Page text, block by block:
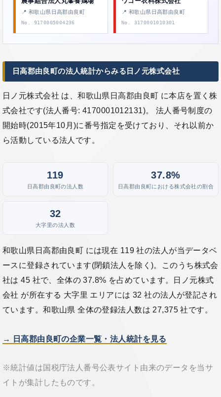
📍 和歌山県日高郡由良町
No. 9170005004236
📍 和歌山県日高郡由良町
No. 3170001010301
日高郡由良町の法人統計からみる日ノ元株式会社
日ノ元株式会社 は、和歌山県日高郡由良町 に本店を置く株
式会社です(法人番号: 4170001012131)。 法人番号制度の
開始時(2015年10月)に番号指定を受けており、それ以前か
ら活動している法人です。
119
日高郡由良町の法人数
37.8%
日高郡由良町における株式会社の割合
32
大字里の法人数
和歌山県日高郡由良町 には現在 119 社の法人が当データベ
ースに登録されています(閉鎖法人を除く)。このうち株式会
社は 45 社で、全体の 37.8% を占めています。日ノ元株式
会社 が所在する 大字里 エリアには 32 社の法人が登記され
ています。和歌山県 全体の登録法人数は 27,375 社です。
→ 日高郡由良町の企業一覧・法人統計を見る
※統計値は国税庁法人番号公表サイト由来のデータを当サ
イトが集計したものです。